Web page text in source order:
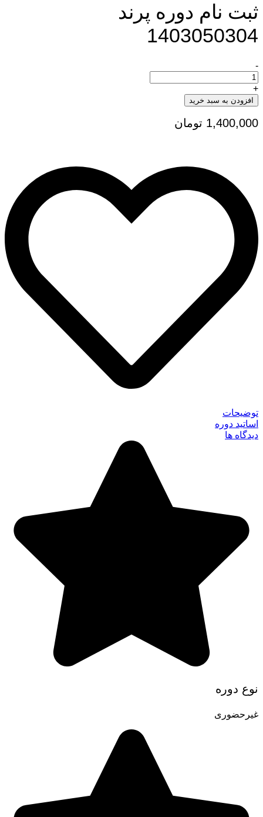
ثبت نام دوره پرند
1403050304
ثبت
نام
دوره
پرند
1403050304
تعداد
-
+
افزودن به سبد خرید
1,400,000 تومان
توضیحات
اساتید دوره
دیدگاه ها
نوع دوره
غیرحضوری